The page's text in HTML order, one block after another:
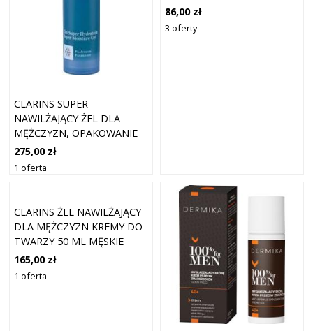
CLARINS SUPER
NAWILŻAJĄCY ŻEL DLA
MĘŻCZYZN, OPAKOWANIE
50 ML
275,00 zł
1 oferta
86,00 zł
3 oferty
CLARINS ŻEL NAWILŻAJĄCY
DLA MĘŻCZYZN KREMY DO
TWARZY 50 ML MĘSKIE
165,00 zł
1 oferta